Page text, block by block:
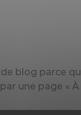
de blog
une page «